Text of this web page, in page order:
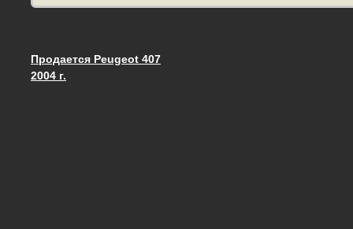
Запись навигация
Продается Peugeot 407
2004 г.